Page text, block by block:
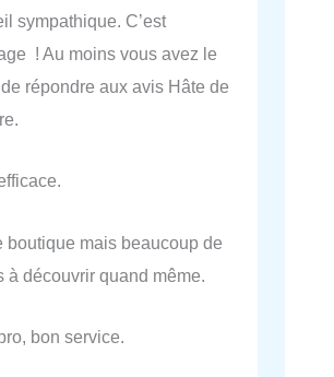
sympathique. C’est
! Au moins vous avez le
répondre aux avis Hâte de
boutique mais beaucoup de
à découvrir quand même.
bon service.